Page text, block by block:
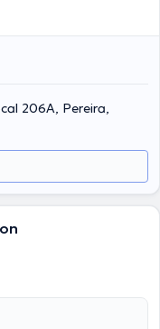
206A, Pereira,